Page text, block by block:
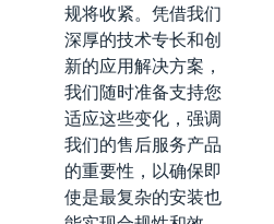
规将收紧。凭借我们
深厚的技术专长和创
新的应用解决方案，
我们随时准备支持您
适应这些变化，强调
我们的售后服务产品
的重要性，以确保即
使是最复杂的安装也